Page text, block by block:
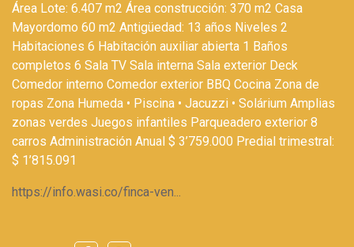
Área Lote: 6.407 m2 Área construcción: 370 m2 Casa
Mayordomo 60 m2 Antigüedad: 13 años Niveles 2
Habitaciones 6 Habitación auxiliar abierta 1 Baños
completos 6 Sala TV Sala interna Sala exterior Deck
Comedor interno Comedor exterior BBQ Cocina Zona de
ropas Zona Humeda • Piscina • Jacuzzi • Solárium Amplias
zonas verdes Juegos infantiles Parqueadero exterior 8
carros Administración Anual $ 3’759.000 Predial trimestral:
$ 1’815.091
https://info.wasi.co/finca-ven...